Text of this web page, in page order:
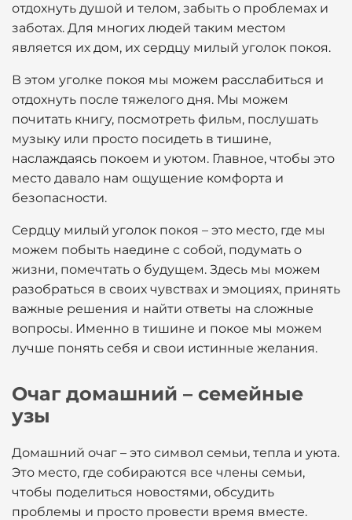
отдохнуть душой и телом, забыть о проблемах и
заботах. Для многих людей таким местом
является их дом, их сердцу милый уголок покоя.
В этом уголке покоя мы можем расслабиться и
отдохнуть после тяжелого дня. Мы можем
почитать книгу, посмотреть фильм, послушать
музыку или просто посидеть в тишине,
наслаждаясь покоем и уютом. Главное, чтобы это
место давало нам ощущение комфорта и
безопасности.
Сердцу милый уголок покоя – это место, где мы
можем побыть наедине с собой, подумать о
жизни, помечтать о будущем. Здесь мы можем
разобраться в своих чувствах и эмоциях, принять
важные решения и найти ответы на сложные
вопросы. Именно в тишине и покое мы можем
лучше понять себя и свои истинные желания.
Очаг домашний – семейные
узы
Домашний очаг – это символ семьи, тепла и уюта.
Это место, где собираются все члены семьи,
чтобы поделиться новостями, обсудить
проблемы и просто провести время вместе.